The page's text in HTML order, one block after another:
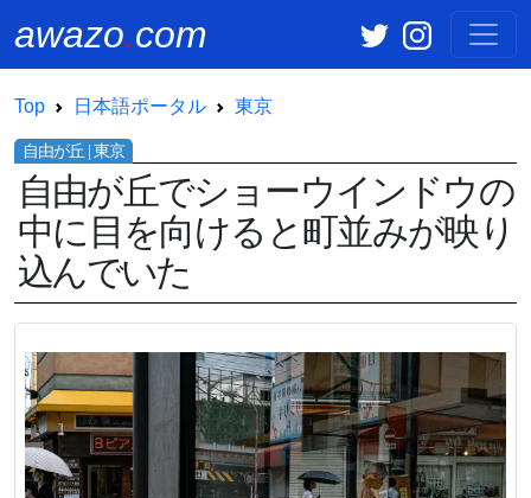
awazo.com
Top 日本語ポータル 東京
自由が丘でショーウインドウの
中に目を向けると町並みが映り
込んでいた